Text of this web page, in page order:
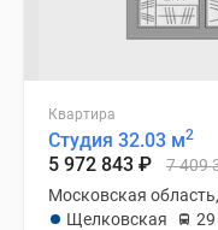
Квартира
Студия 32.03 м2
5 972 843 ₽ 7 409
Московская
Щелковская